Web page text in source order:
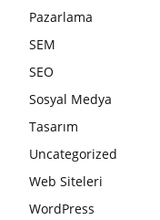
Pazarlama
SEM
SEO
Sosyal Medya
Tasarım
Uncategorized
Web Siteleri
WordPress